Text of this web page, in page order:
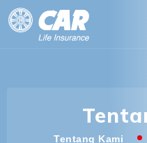
Tentang Kami